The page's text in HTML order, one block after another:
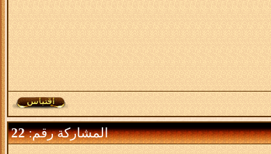
المشاركة رقم:22